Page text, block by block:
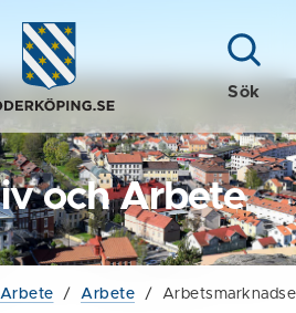
Sök
och Arbete
/ Arbete /